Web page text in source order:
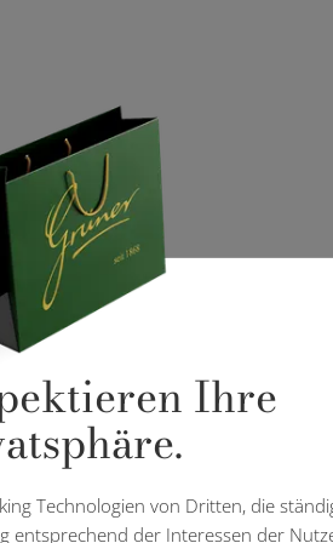
Ihre
Technologien von Dritten, die
entsprechend der Interessen der